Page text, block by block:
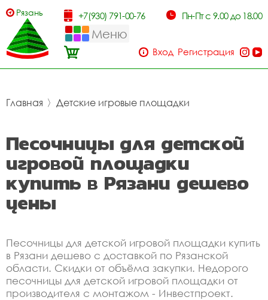
Рязань +7(930) 791-00-76 Пн-Пт с 9.00 до 18.00
Меню
Вход Регистрация
Главная 〉 Детские игровые площадки
Песочницы для детской
игровой площадки
купить в Рязани дешево
цены
Песочницы для детской игровой площадки купить
в Рязани дешево с доставкой по Рязанской
области. Скидки от объёма закупки. Недорого
песочницы для детской игровой площадки от
производителя с монтажом - Инвестпроект.